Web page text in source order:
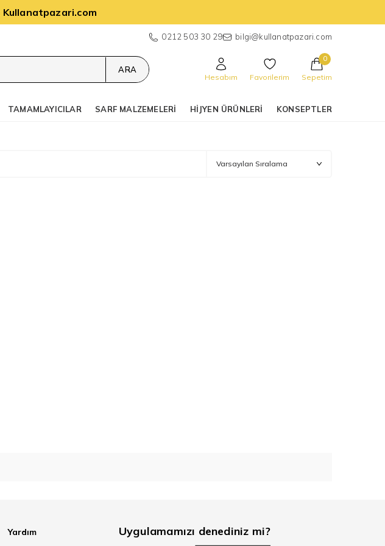
Kullanatpazari.com
0212 503 30 29 bilgi@kullanatpazari.com
ARA
Hesabım Favorilerim Sepetim
0
TAMAMLAYICILAR SARF MALZEMELERI HIJYEN ÜRÜNLERI KONSEPTLER
Yardım Uygulamamızı denediniz mi?